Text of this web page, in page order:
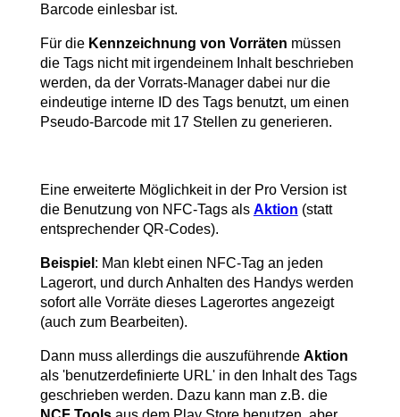
Barcode einlesbar ist.
Für die Kennzeichnung von Vorräten müssen
die Tags nicht mit irgendeinem Inhalt beschrieben
werden, da der Vorrats-Manager dabei nur die
eindeutige interne ID des Tags benutzt, um einen
Pseudo-Barcode mit 17 Stellen zu generieren.
Eine erweiterte Möglichkeit in der Pro Version ist
die Benutzung von NFC-Tags als Aktion (statt
entsprechender QR-Codes).
Beispiel : Man klebt einen NFC-Tag an jeden
Lagerort, und durch Anhalten des Handys werden
sofort alle Vorräte dieses Lagerortes angezeigt
(auch zum Bearbeiten).
Dann muss allerdings die auszuführende Aktion
als 'benutzerdefinierte URL' in den Inhalt des Tags
geschrieben werden. Dazu kann man z.B. die